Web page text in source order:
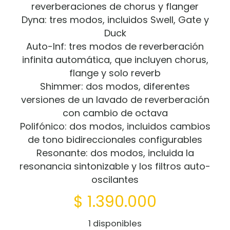
reverberaciones de chorus y flanger
Dyna: tres modos, incluidos Swell, Gate y
Duck
Auto-Inf: tres modos de reverberación
infinita automática, que incluyen chorus,
flange y solo reverb
Shimmer: dos modos, diferentes
versiones de un lavado de reverberación
con cambio de octava
Polifónico: dos modos, incluidos cambios
de tono bidireccionales configurables
Resonante: dos modos, incluida la
resonancia sintonizable y los filtros auto-
oscilantes
$ 1.390.000
1 disponibles